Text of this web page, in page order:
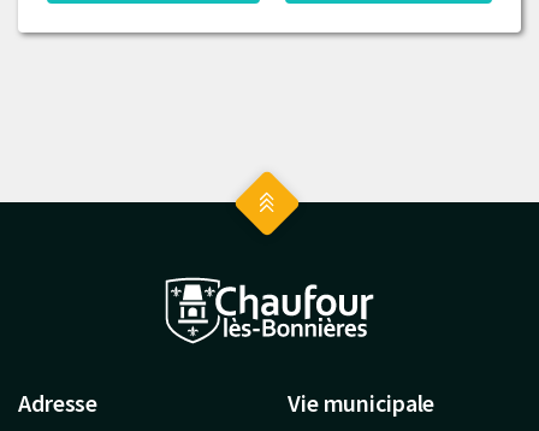
Adresse Vie municipale